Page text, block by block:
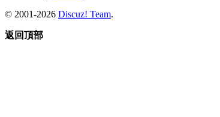
© 2001-2026 Discuz! Team.
返回頂部